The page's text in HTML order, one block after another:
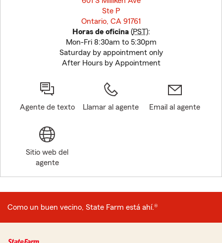
Ste P
Ontario, CA 91761
Horas de oficina(PST):
Mon-Fri 8:30am to 5:30pm
Saturday by appointment only
After Hours by Appointment
Agente de texto Llamar al agente Email al agente
Sitio web del
agente
Como un buen vecino, State Farm está ahí.®